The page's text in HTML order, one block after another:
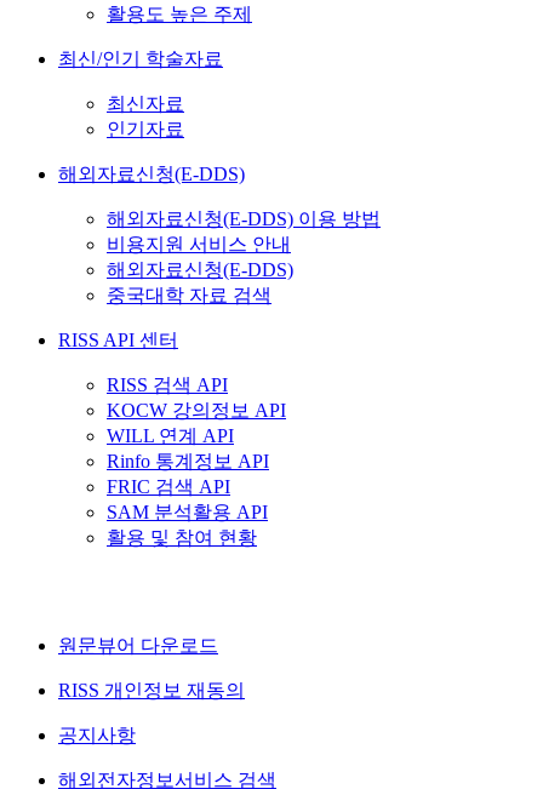
활용도 높은 주제
최신/인기 학술자료
최신자료
인기자료
해외자료신청(E-DDS)
해외자료신청(E-DDS) 이용 방법
비용지원 서비스 안내
해외자료신청(E-DDS)
중국대학 자료 검색
RISS API 센터
RISS 검색 API
KOCW 강의정보 API
WILL 연계 API
Rinfo 통계정보 API
FRIC 검색 API
SAM 분석활용 API
활용 및 참여 현황
원문뷰어 다운로드
RISS 개인정보 재동의
공지사항
해외전자정보서비스 검색